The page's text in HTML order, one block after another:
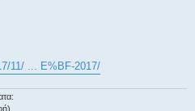
11/ ... E%BF-2017/